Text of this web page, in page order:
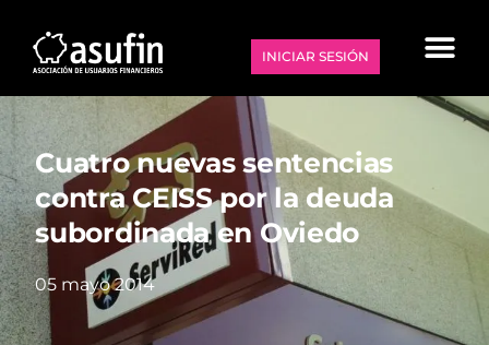
INICIAR SESIÓN
Cuatro nuevas sentencias
contra CEISS por la deuda
subordinada en Oviedo
05 mayo 2014